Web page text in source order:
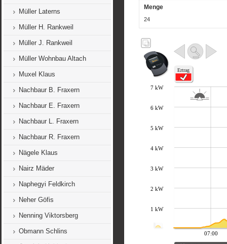
Müller Laterns
Müller H. Rankweil
Müller J. Rankweil
Müller Wohnbau Altach
Muxel Klaus
Nachbaur B. Fraxern
Nachbaur E. Fraxern
Nachbaur L. Fraxern
Nachbaur R. Fraxern
Nägele Klaus
Nairz Mäder
Naphegyi Feldkirch
Neher Göfis
Nenning Viktorsberg
Obmann Schlins
Menge
24